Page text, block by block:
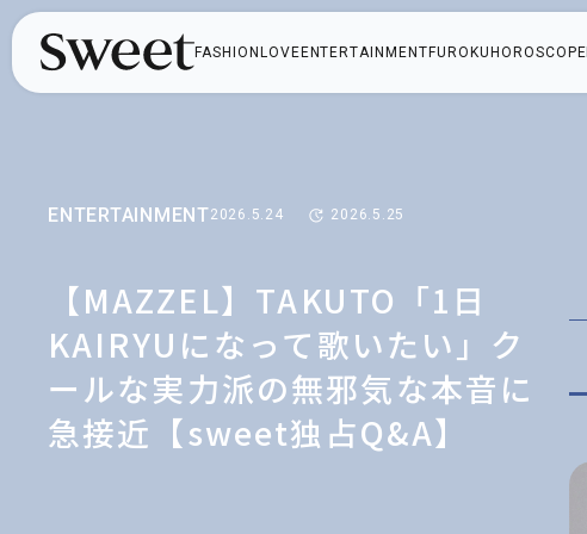
FASHION LOVE ENTERTAINMENT FUROKU HOROSCOPE
ENTERTAINMENT2026.5.24 2026.5.25
【MAZZEL】TAKUTO「1日
KAIRYUになって歌いたい」ク
ールな実力派の無邪気な本音に
急接近【sweet独占Q&A】